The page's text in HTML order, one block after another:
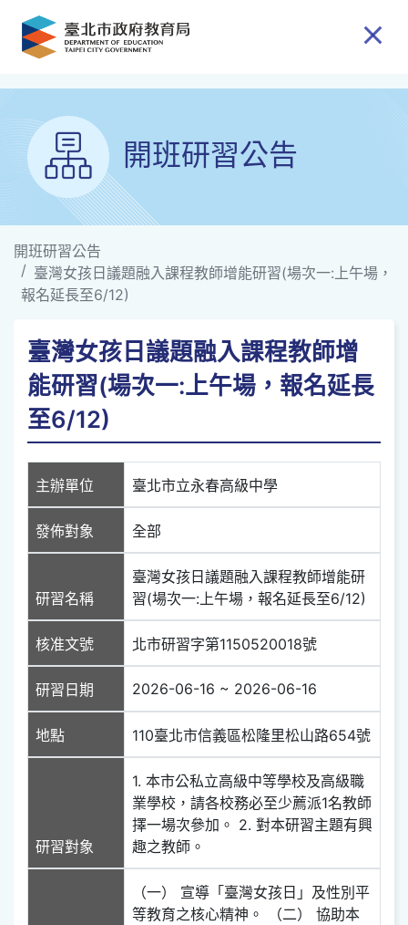
跳到主要內容
開班研習公告
開班研習公告
臺灣女孩日議題融入課程教師增能研習(場次一:上午場，
報名延長至6/12)
臺灣女孩日議題融入課程教師增
能研習(場次一:上午場，報名延長
至6/12)
主辦單位 臺北市立永春高級中學
發佈對象 全部
研習名稱
臺灣女孩日議題融入課程教師增能研
習(場次一:上午場，報名延長至6/12)
核准文號 北市研習字第1150520018號
研習日期 2026-06-16 ~ 2026-06-16
地點 110臺北市信義區松隆里松山路654號
研習對象
1. 本市公私立高級中等學校及高級職
業學校，請各校務必至少薦派1名教師
擇一場次參加。 2. 對本研習主題有興
趣之教師。
（一） 宣導「臺灣女孩日」及性別平
等教育之核心精神。 （二） 協助本